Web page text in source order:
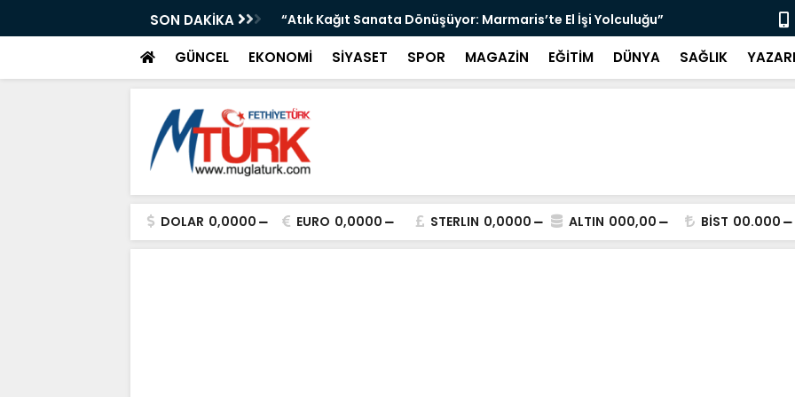
SON DAKİKA
Sıcaklıklar Artıyor” “Atık Kağıt Sanata Dönüşüyor: Marmaris’te El İşi Yolculuğu” “Terörsüz
GÜNCEL EKONOMİ SİYASET SPOR MAGAZİN EĞİTİM DÜNYA SAĞLIK
DOLAR 0,0000 EURO 0,0000 STERLIN 0,0000 ALTIN 000,00 BİST 00.000